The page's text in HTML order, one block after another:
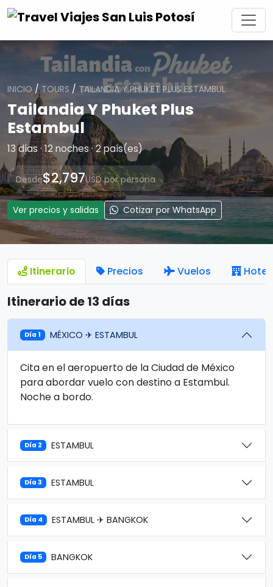
INICIO /TOURS / TAILANDIA Y PHUKET PLUS ESTAMBUL
Tailandia Y Phuket Plus
Estambul
13 días · 12 noches · 2 país(es)
Desde$2,797USD por persona
Ver precios y salidas Cotizar por WhatsApp
Itinerario Precios Vuelos
Itinerario de 13 días
Día 1 MÉXICO ✈ ESTAMBUL
Cita en el aeropuerto de la Ciudad de México
para abordar vuelo con destino a Estambul.
Noche a bordo.
Día 2 ESTAMBUL
Día 3 ESTAMBUL
Día 4 ESTAMBUL ✈ BANGKOK
Día 5 BANGKOK